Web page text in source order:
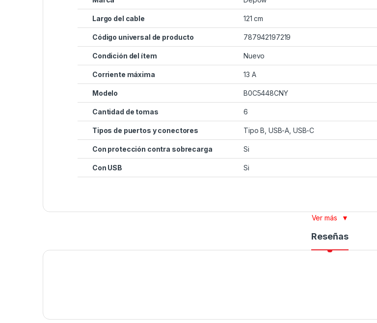
Largo del cable 121 cm
Código universal de producto 787942197219
Condición del ítem Nuevo
Corriente máxima 13 A
Modelo B0C5448CNY
Cantidad de tomas 6
Tipos de puertos y conectores Tipo B, USB-A, USB-C
Con protección contra sobrecarga Si
Con USB Si
Ver más ▼
Reseñas